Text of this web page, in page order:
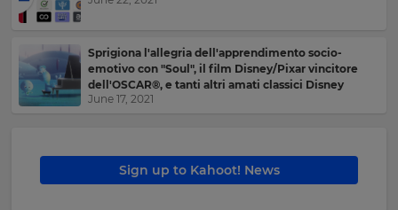
Sprigiona l'allegria dell'apprendimento socio-
emotivo con "Soul", il film Disney/Pixar vincitore
dell'OSCAR®, e tanti altri amati classici Disney
June 17, 2021
Sign up to Kahoot! News
will
set
country
tax
purposes.
Choose